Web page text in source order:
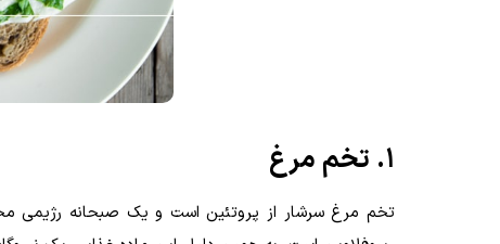
1. تخم مرغ
تخم مرغ سرشار از پروتئین است و یک صبحانه رژیمی